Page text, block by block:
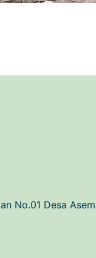
No.01 Desa